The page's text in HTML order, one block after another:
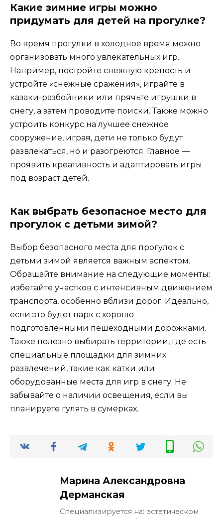
Какие зимние игры можно
придумать для детей на прогулке?
Во время прогулки в холодное время можно
организовать много увлекательных игр.
Например, постройте снежную крепость и
устройте «снежные сражения», играйте в
казаки-разбойники или прячьте игрушки в
снегу, а затем проводите поиски. Также можно
устроить конкурс на лучшее снежное
сооружение, играя, дети не только будут
развлекаться, но и разогреются. Главное —
проявить креативность и адаптировать игры
под возраст детей.
Как выбрать безопасное место для
прогулок с детьми зимой?
Выбор безопасного места для прогулок с
детьми зимой является важным аспектом.
Обращайте внимание на следующие моменты:
избегайте участков с интенсивным движением
транспорта, особенно вблизи дорог. Идеально,
если это будет парк с хорошо
подготовленными пешеходными дорожками.
Также полезно выбирать территории, где есть
специальные площадки для зимних
развлечений, такие как катки или
оборудованные места для игр в снегу. Не
забывайте о наличии освещения, если вы
планируете гулять в сумерках.
Марина Александровна
Дерманская
Специализируется на: эстетическом